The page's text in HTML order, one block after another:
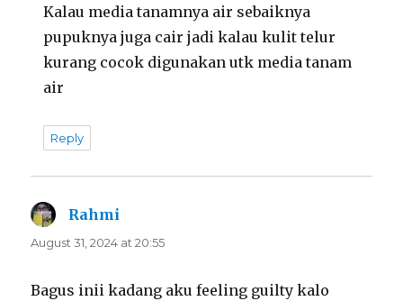
Kalau media tanamnya air sebaiknya
pupuknya juga cair jadi kalau kulit telur
kurang cocok digunakan utk media tanam
air
Reply
Rahmi
August 31, 2024 at 20:55
Bagus inii kadang aku feeling guilty kalo